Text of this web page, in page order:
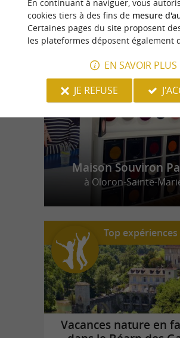
Maison Souviron
à Oloron-Sainte-
Top expériences
Vacances nature en
En continuant à naviguer, vous
cookies tiers à des fins de mesure
Certaines pages du site proposent
les plateformes déposent également
EN SAVOIR PLUS
JE REFUSE